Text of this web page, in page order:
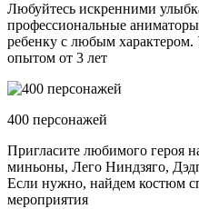
Любуйтесь искренними
профессиональные
ребенку с любым характером.
опытом от 3 лет
400 персонажей
Пригласите любимого героя
миньоны, Лего Ниндзяго,
Если нужно, найдем костюм
мероприятия